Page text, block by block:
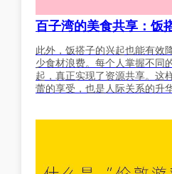
百子湾的美食共享：饭
此外，饭搭子的兴起也能有效
少食材浪费。每个人掌握不同
起，真正实现了资源共享。这
蕾的享受，也是人际关系的升华